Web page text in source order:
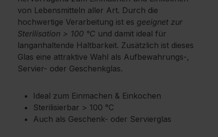
von Lebensmitteln aller Art. Durch die
hochwertige Verarbeitung ist es geeignet zur
Sterilisation > 100 °C und damit ideal für
langanhaltende Haltbarkeit. Zusätzlich ist dieses
Glas eine attraktive Wahl als Aufbewahrungs-,
Servier- oder Geschenkglas.
Ideal zum Einmachen & Einkochen
Sterilisierbar > 100 °C
Auch als Geschenk- oder Servierglas